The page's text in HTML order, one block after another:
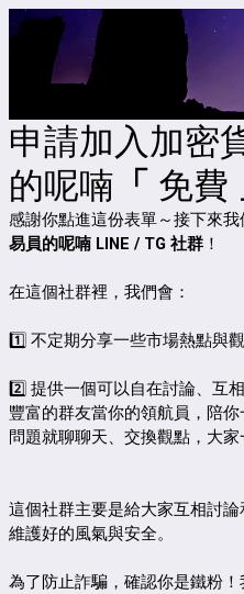
申請加入加密
的呢喃 「 免費
感謝你點進這份表單～接下來我
易員的呢喃 LINE / TG 社群 ！
在這個社群裡，我們會：
1️⃣ 不定期分享一些市場熱點與
2️⃣ 提供一個可以自在討論、互
豐富的群友當你的領航員，陪
問題就聊聊天、交換觀點，大
這個社群主要是給大家互相討
維護好的風氣與安全。
為了防止詐騙，確認你是鐵粉